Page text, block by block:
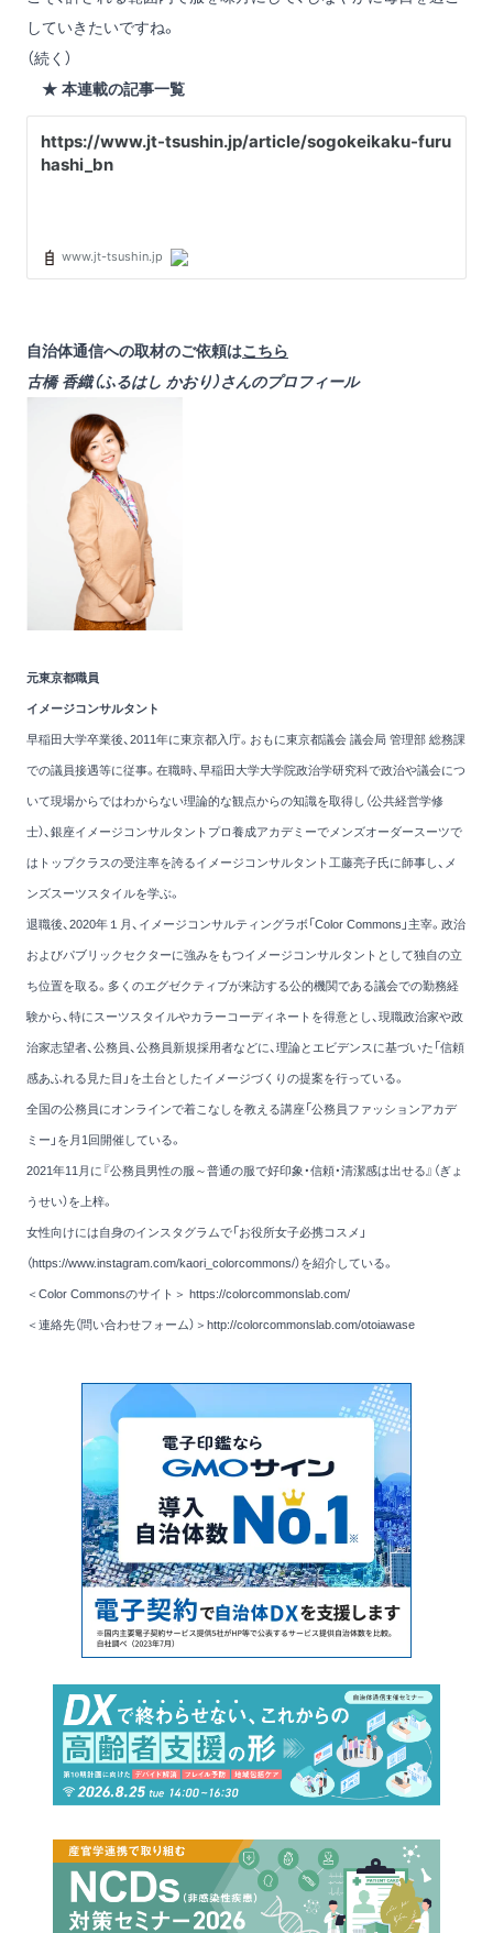
していきたいですね。
（続く）
★ 本連載の記事一覧
自治体通信への取材のご依頼はこちら
古橋 香織（ふるはし かおり）さんのプロフィール
元東京都職員
イメージコンサルタント
早稲田大学卒業後、2011年に東京都入庁。おもに東京都議会 議会局 管理部 総務課
での議員接遇等に従事。在職時、早稲田大学大学院政治学研究科で政治や議会につ
いて現場からではわからない理論的な観点からの知識を取得し（公共経営学修
士）、銀座イメージコンサルタントプロ養成アカデミーでメンズオーダースーツで
はトップクラスの受注率を誇るイメージコンサルタント工藤亮子氏に師事し、メ
ンズスーツスタイルを学ぶ。
退職後、2020年１月、イメージコンサルティングラボ「Color Commons」主宰。政治
およびパブリックセクターに強みをもつイメージコンサルタントとして独自の立
ち位置を取る。多くのエグゼクティブが来訪する公的機関である議会での勤務経
験から、特にスーツスタイルやカラーコーディネートを得意とし、現職政治家や政
治家志望者、公務員、公務員新規採用者などに、理論とエビデンスに基づいた「信頼
感あふれる見た目」を土台としたイメージづくりの提案を行っている。
全国の公務員にオンラインで着こなしを教える講座「公務員ファッションアカデ
ミー」を月1回開催している。
2021年11月に 『公務員男性の服～普通の服で好印象・信頼・清潔感は出せる』 （ぎょ
うせい）を上梓。
女性向けには自身のインスタグラムで「お役所女子必携コスメ」
（https://www.instagram.com/kaori_colorcommons/）を紹介している。
＜Color Commonsのサイト＞ https://colorcommonslab.com/
＜連絡先（問い合わせフォーム）＞ http://colorcommonslab.com/otoiawase